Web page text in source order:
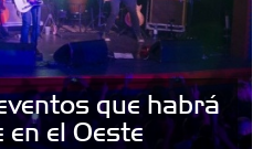
que habrá
el Oeste